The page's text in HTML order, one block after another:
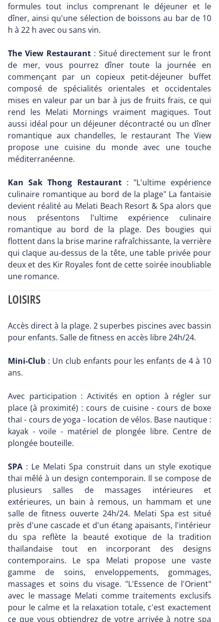
formules tout inclus comprenant le déjeuner et le
dîner, ainsi qu'une sélection de boissons au bar de 10
h à 22 h avec ou sans vin.
The View Restaurant: Situé directement sur le front
de mer, vous pourrez dîner toute la journée en
commençant par un copieux petit-déjeuner buffet
composé de spécialités orientales et occidentales
mises en valeur par un bar à jus de fruits frais, ce qui
rend les Melati Mornings vraiment magiques. Tout
aussi idéal pour un déjeuner décontracté ou un dîner
romantique aux chandelles, le restaurant The View
propose une cuisine du monde avec une touche
méditerranéenne.
Kan Sak Thong Restaurant: "L'ultime expérience
culinaire romantique au bord de la plage" La fantaisie
devient réalité au Melati Beach Resort & Spa alors que
nous présentons l'ultime expérience culinaire
romantique au bord de la plage. Des bougies qui
flottent dans la brise marine rafraîchissante, la verrière
qui claque au-dessus de la tête, une table privée pour
deux et des Kir Royales font de cette soirée inoubliable
une romance.
LOISIRS
Accès direct à la plage. 2 superbes piscines avec bassin
pour enfants. Salle de fitness en accès libre 24h/24.
Mini-Club : Un club enfants pour les enfants de 4 à 10
ans.
Avec participation : Activités en option à régler sur
place (à proximité) : cours de cuisine - cours de boxe
thaï - cours de yoga - location de vélos. Base nautique :
kayak - voile - matériel de plongée libre. Centre de
plongée bouteille.
SPA : Le Melati Spa construit dans un style exotique
thaï mêlé à un design contemporain. Il se compose de
plusieurs salles de massages intérieures et
extérieures, un bain à remous, un hammam et une
salle de fitness ouverte 24h/24. Melati Spa est situé
près d'une cascade et d'un étang apaisants, l'intérieur
du spa reflète la beauté exotique de la tradition
thaïlandaise tout en incorporant des designs
contemporains. Le spa Melati propose une vaste
gamme de soins, enveloppements, gommages,
massages et soins du visage. "L'Essence de l'Orient"
avec le massage Melati comme traitements exclusifs
pour le calme et la relaxation totale, c'est exactement
ce que vous obtiendrez de votre arrivée à notre spa